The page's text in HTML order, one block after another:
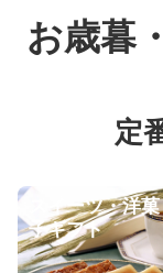
お歳暮
定
スイーツ・洋菓
子ギフト